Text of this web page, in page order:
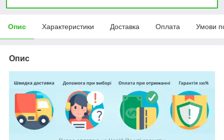
Опис Характеристики Доставка Оплата Умови
Опис